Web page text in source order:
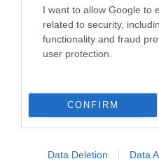
I want to allow Google to
related to security,
functionality and fraud
user protection.
CONFIRM
Data Deletion Data
Αμείωτη η ένταση στη
13.10.2024 - 13:37